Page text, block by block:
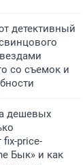
детективный
со съемок и
дешевых
fix-price-
Бык» и как